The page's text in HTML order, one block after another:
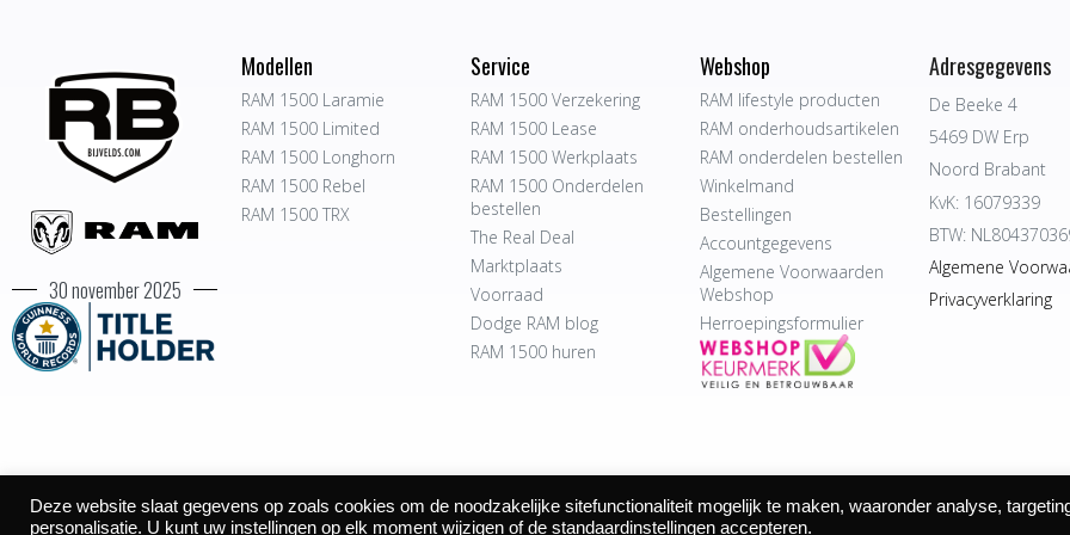
30 november 2025
Modellen
RAM 1500 Laramie
RAM 1500 Limited
RAM 1500 Longhorn
RAM 1500 Rebel
RAM 1500 TRX
Service
RAM 1500 Verzekering
RAM 1500 Lease
RAM 1500 Werkplaats
RAM 1500 Onderdelen
bestellen
The Real Deal
Marktplaats
Voorraad
Dodge RAM blog
RAM 1500 huren
Webshop
RAM lifestyle producten
RAM onderhoudsartikelen
RAM onderdelen bestellen
Winkelmand
Bestellingen
Accountgegevens
Algemene Voorwaarden
Webshop
Herroepingsformulier
Adresgegevens
De Beeke 4
5469 DW Erp
Noord Brabant
KvK: 16079339
BTW:
Algemene
Privacyverklaring
©2026 Autocentrum Bijvelds BV. De Beeke 4, 5469 DW Erp | website door
Deze website slaat gegevens op zoals cookies om de noodzakelijke sitefunctionaliteit mogelijk te maken, waaronder analyse,
personalisatie. U kunt uw instellingen op elk moment wijzigen of de standaardinstellingen accepteren.